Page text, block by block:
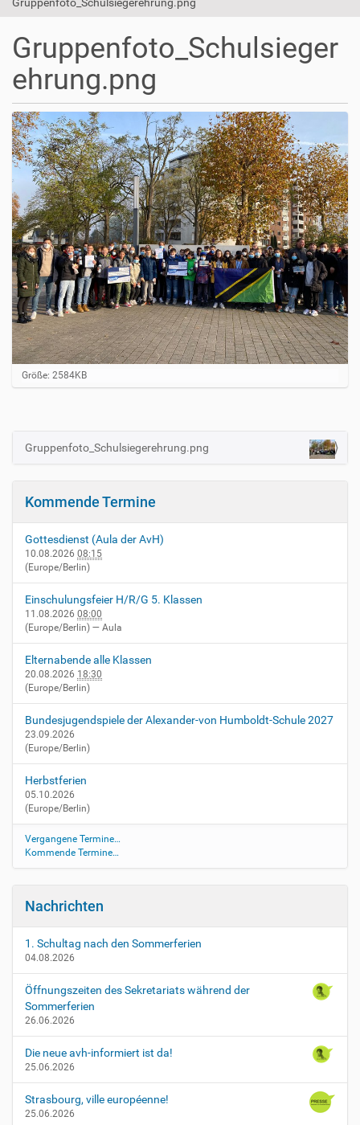
Gruppenfoto_Schulsieger
ehrung.png
Z
e
B
n
v
o
G
ö
ß
…
Größe: 2584KB
N
i
g
a
t
i
o
n
Gruppenfoto_Schulsiegerehrung.png
Kommende Termine
Gottesdienst (Aula der AvH)
10.08.2026 08:15
(Europe/Berlin)
Einschulungsfeier H/R/G 5. Klassen
11.08.2026 08:00
(Europe/Berlin) — Aula
Elternabende alle Klassen
20.08.2026 18:30
(Europe/Berlin)
Bundesjugendspiele der Alexander-von Humboldt-Schule 2027
23.09.2026
(Europe/Berlin)
Herbstferien
05.10.2026
(Europe/Berlin)
Vergangene Termine…
Kommende Termine…
Nachrichten
1. Schultag nach den Sommerferien
04.08.2026
Öffnungszeiten des Sekretariats während der
Sommerferien
26.06.2026
Die neue avh-informiert ist da!
25.06.2026
Strasbourg, ville européenne!
25.06.2026